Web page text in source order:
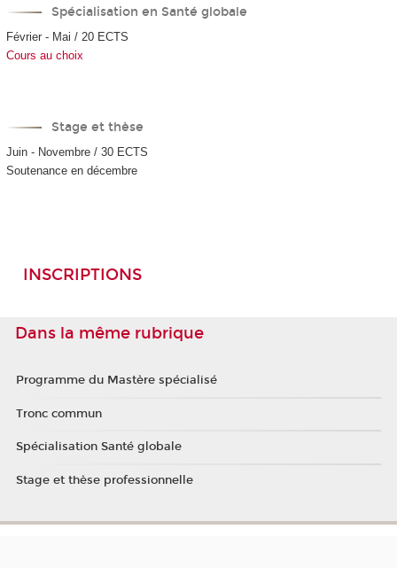
Spécialisation en Santé globale
Février - Mai / 20 ECTS
Cours au choix
Stage et thèse
Juin - Novembre / 30 ECTS
Soutenance en décembre
INSCRIPTIONS
Dans la même rubrique
Programme du Mastère spécialisé
Tronc commun
Spécialisation Santé globale
Stage et thèse professionnelle